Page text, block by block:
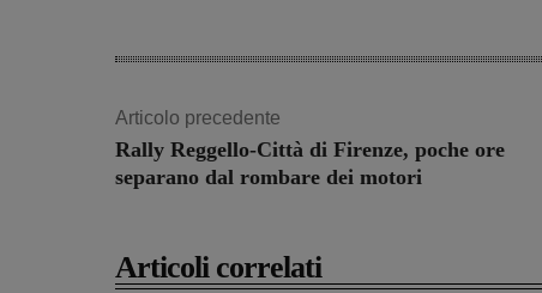
Articolo precedente
Rally Reggello-Città di Firenze, poche ore
separano dal rombare dei motori
Articoli correlati